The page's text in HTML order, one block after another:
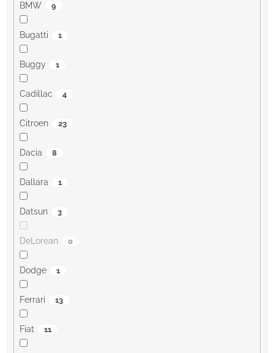
BMW 9
Bugatti 1
Buggy 1
Cadillac 4
Citroen 23
Dacia 8
Dallara 1
Datsun 3
DeLorean 0
Dodge 1
Ferrari 13
Fiat 11